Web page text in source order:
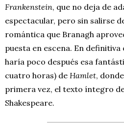
Frankenstein, que no deja de
espectacular, pero sin salirse
romántica que Branagh
puesta en escena. En definitiva
haría poco después esa
cuatro horas) de Hamlet,
primera vez, el texto íntegro
Shakespeare.